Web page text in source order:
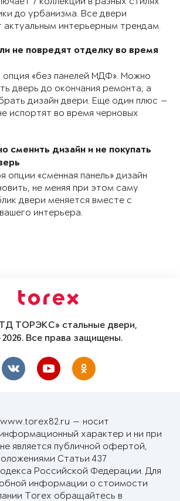
до урбанизма. Все двери
актуальным интерьерным трендам.
не повредят отделку во время
опция «без панелей МДФ». Можно
дверь до окончания ремонта, а
дизайн двери. Еще один плюс —
испортят во время черновых
сменить дизайн и не покупать
опции «сменная панель» дизайн
не меняя при этом саму
двери меняется вместе с
интерьера.
ТОРЭКС» стальные двери,
Все права защищены.
— носит
характер и ни при
является публичной офертой,
Статьи 437
Российской Федерации. Для
информации о стоимости
Torex обращайтесь в